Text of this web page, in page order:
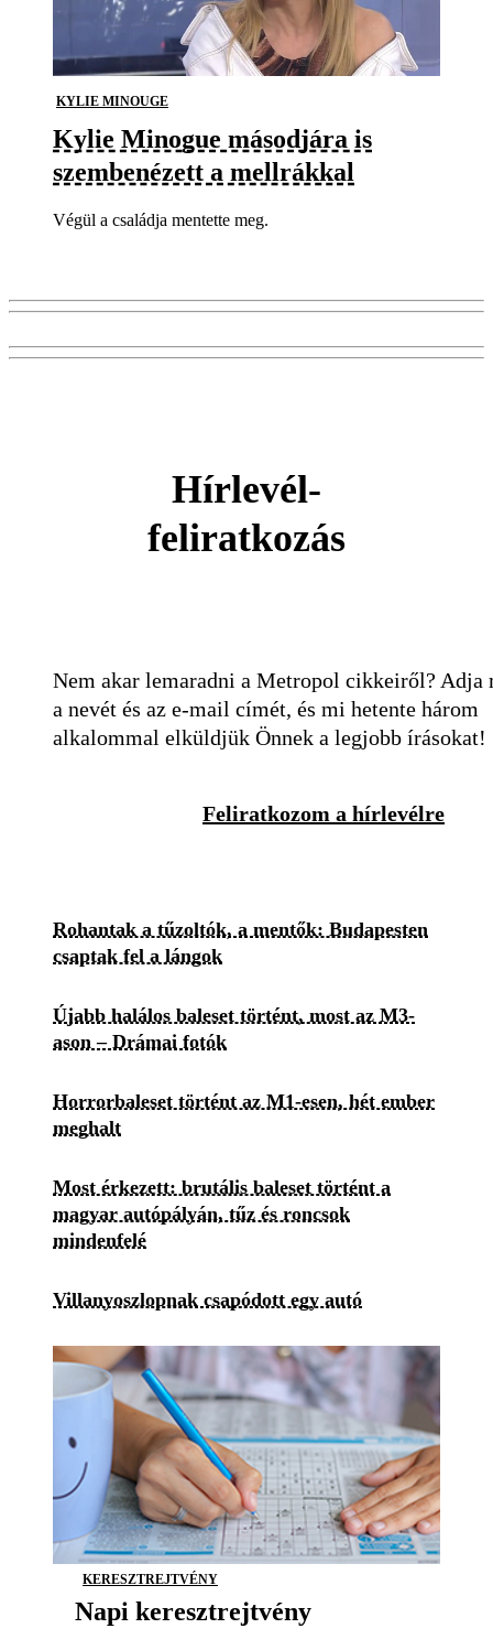
KYLIE MINOUGE
Kylie Minogue másodjára is
szembenézett a mellrákkal
Végül a családja mentette meg.
Hírlevél-
feliratkozás
Nem akar lemaradni a Metropol cikkeiről? Adja
a nevét és az e-mail címét, és mi hetente három
alkalommal elküldjük Önnek a legjobb írásokat!
Feliratkozom a hírlevélre
Rohantak a tűzoltók, a mentők: Budapesten
csaptak fel a lángok
Újabb halálos baleset történt, most az M3-
ason – Drámai fotók
Horrorbaleset történt az M1-esen, hét ember
meghalt
Most érkezett: brutális baleset történt a
magyar autópályán, tűz és roncsok
mindenfelé
Villanyoszlopnak csapódott egy autó
KERESZTREJTVÉNY
Napi keresztrejtvény